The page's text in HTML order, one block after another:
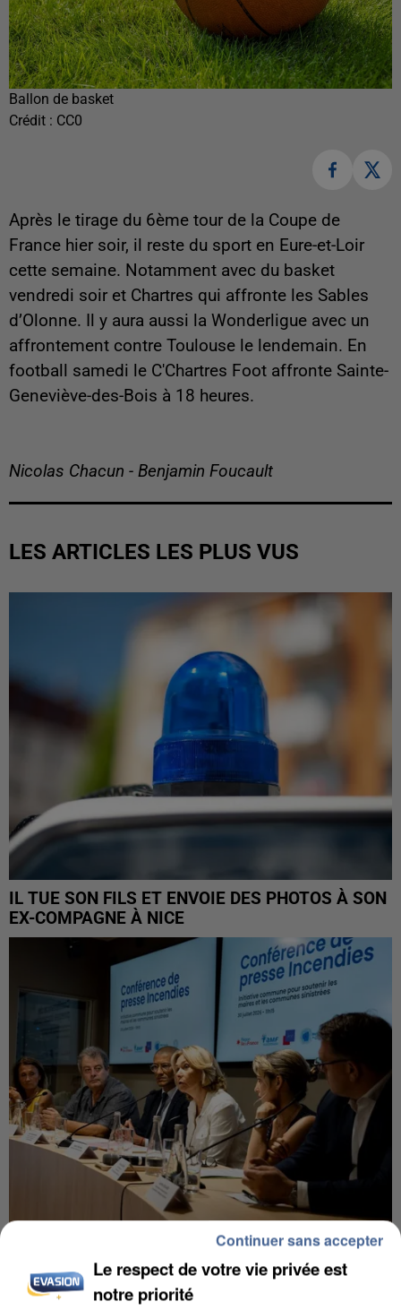
Ballon de basket
Crédit : CC0
Après le tirage du 6ème tour de la Coupe de
France hier soir, il reste du sport en Eure-et-Loir
cette semaine. Notamment avec du basket
vendredi soir et Chartres qui affronte les Sables
d’Olonne. Il y aura aussi la Wonderligue avec un
affrontement contre Toulouse le lendemain. En
football samedi le C'Chartres Foot affronte Sainte-
Geneviève-des-Bois à 18 heures.
Nicolas Chacun - Benjamin Foucault
LES ARTICLES LES PLUS VUS
IL TUE SON FILS ET ENVOIE DES PHOTOS À SON
EX-COMPAGNE À NICE
INCENDIES : L’ÎLE-DE-FRANCE LANCE UN ÉLAN
DE SOLIDARITÉ AVEC LES...
Le respect de votre vie privée est
notre priorité
Continuer sans accepter